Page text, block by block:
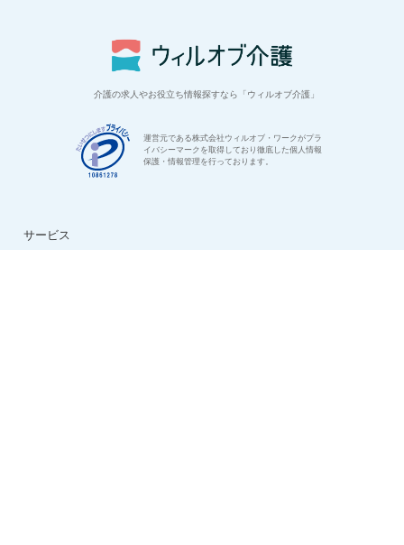
介護の求人やお役立ち情報探すなら「ウィルオブ介護」
運営元である株式会社ウィルオブ・ワークがプラ
イバシーマークを取得しており徹底した個人情報
保護・情報管理を行っております。
サービス